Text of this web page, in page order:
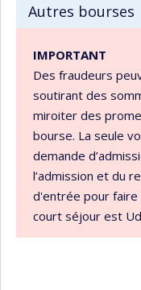
Autres bourses
IMPORTANT
Des fraudeurs
soutirant des
miroiter des
bourse. La seule
demande
l’admission et du
d'entrée pour faire
court séjour est